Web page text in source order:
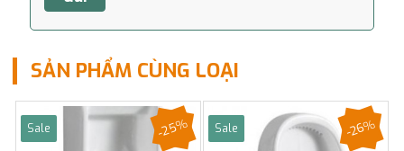
SẢN PHẨM CÙNG LOẠI
Sale -25% Sale -26%